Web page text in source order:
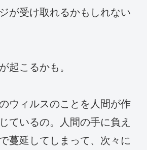
が受け取れるかもしれない
起こるかも。
ウィルスのことを人間が作
ているの。人間の手に負え
蔓延してしまって、次々に